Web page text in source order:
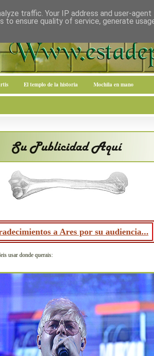
El templo de la historia Mochila en mano
a Ares por su audiencia...
usar donde querais:
traffic. Your IP address and user-agent
to ensure quality of service, generate